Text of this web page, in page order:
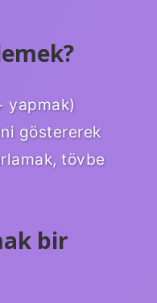
yapmak)
göstererek
tövbe
bir